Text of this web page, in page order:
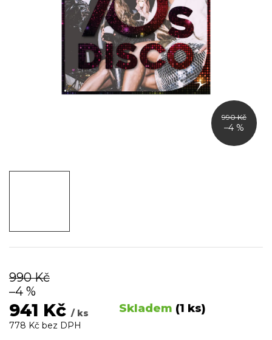
990 Kč
–4 %
990 Kč
–4 %
941 Kč / ks Skladem (1 ks)
778 Kč bez DPH